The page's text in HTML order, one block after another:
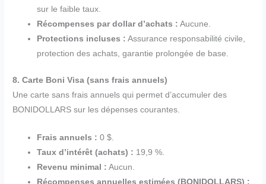
sur le faible taux.
Récompenses par dollar d’achats : Aucune.
Protections incluses : Assurance responsabilité civile,
protection des achats, garantie prolongée de base.
8. Carte Boni Visa (sans frais annuels)
Une carte sans frais annuels qui permet d’accumuler des
BONIDOLLARS sur les dépenses courantes.
Frais annuels : 0 $.
Taux d’intérêt (achats) : 19,9 %.
Revenu minimal : Aucun.
Récompenses annuelles estimées (BONIDOLLARS) :